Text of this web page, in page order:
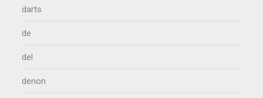
darts
de
del
denon